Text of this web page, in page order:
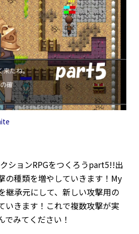
ションRPGをつくろうpart5!!出
の種類を増やしていきます！My
継承元にして、新しい攻撃用の
いきます！これで複数攻撃が実
みてください！